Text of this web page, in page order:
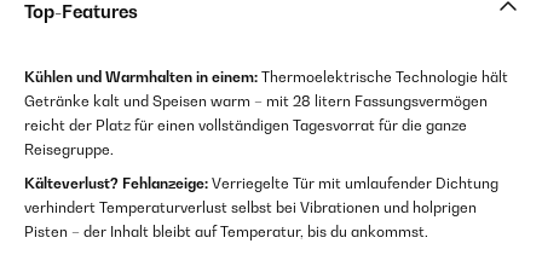
Top-Features
Kühlen und Warmhalten in einem: Thermoelektrische Technologie hält
Getränke kalt und Speisen warm – mit 28 litern Fassungsvermögen
reicht der Platz für einen vollständigen Tagesvorrat für die ganze
Reisegruppe.
Kälteverlust? Fehlanzeige: Verriegelte Tür mit umlaufender Dichtung
verhindert Temperaturverlust selbst bei Vibrationen und holprigen
Pisten – der Inhalt bleibt auf Temperatur, bis du ankommst.